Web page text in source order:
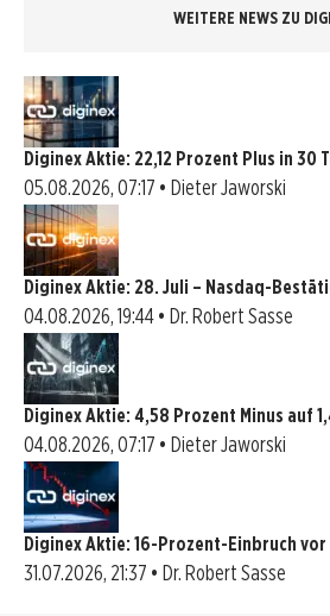
WEITERE NEWS ZU
Diginex Aktie: 22,12 Prozent Plus in 30
05.08.2026, 07:17 • Dieter Jaworski
Diginex Aktie: 28. Juli – Nasdaq-
04.08.2026, 19:44 • Dr. Robert Sasse
Diginex Aktie: 4,58 Prozent Minus auf
04.08.2026, 07:17 • Dieter Jaworski
Diginex Aktie: 16-Prozent-Einbruch
31.07.2026, 21:37 • Dr. Robert Sasse